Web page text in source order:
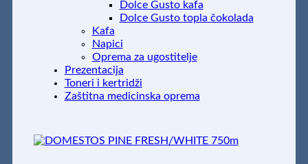
Dolce Gusto kafa
Dolce Gusto topla čokolada
Kafa
Napici
Oprema za ugostitelje
Prezentacija
Toneri i kertridži
Zaštitna medicinska oprema